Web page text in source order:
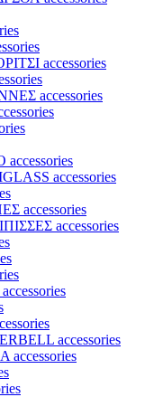
accessories
accessories
accessories
accessories
accessories
accessories